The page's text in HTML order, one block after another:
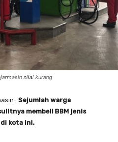
nilai kurang
Sejumlah warga
membeli BBM jenis
di kota ini.